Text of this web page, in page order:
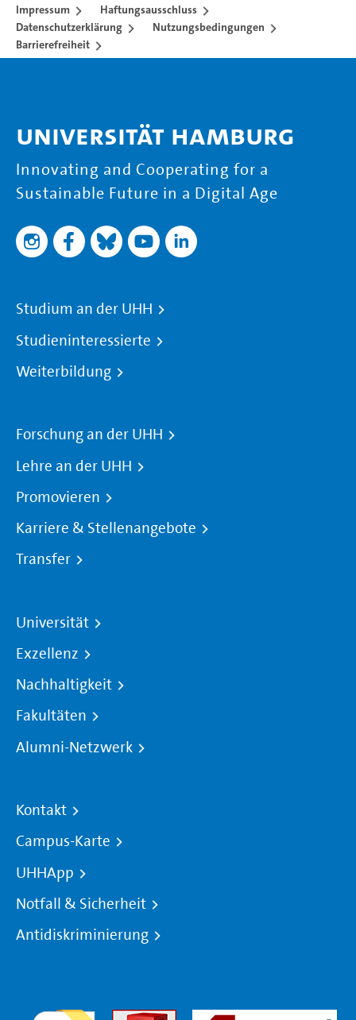
Impressum
Haftungsausschluss
Datenschutzerklärung
Nutzungsbedingungen
Barrierefreiheit
Universität Hamburg
Innovating and Cooperating for a
Sustainable Future in a Digital Age
Studium an der UHH
Studieninteressierte
Weiterbildung
Forschung an der UHH
Lehre an der UHH
Promovieren
Karriere & Stellenangebote
Transfer
Universität
Exzellenz
Nachhaltigkeit
Fakultäten
Alumni-Netzwerk
Kontakt
Campus-Karte
UHHApp
Notfall & Sicherheit
Antidiskriminierung